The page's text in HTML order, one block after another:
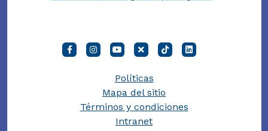
Políticas
Mapa del sitio
Términos y condiciones
Intranet